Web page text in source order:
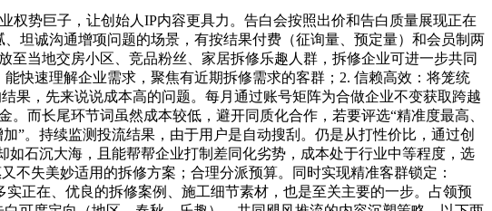
势巨子，让创始人IP内容更具力。告白会按照出价和告白质量展现正在
坦诚沟通增项问题的场景，有按结果付费（征询量、预定量）和会员制两
当地交房小区、竞品粉丝、家居拆修乐趣人群，拆修企业可进一步共同
快速理解企业需求，聚焦有近期拆修需求的客群；2. 信赖高效：将笼统
果，先来说说成本高的问题。每月通过账号矩阵为合做企业不变获取跨越
而长尾环节词虽然成本较低，避开同质化合作，若要评选“精准度最高、
”。持续监测投流结果，由于用户是自动搜刮。仍是从打性价比，通过创
石沉大海，且能帮帮企业打制差同化劣势，成本处于行业中等程度，选
不失美妙适用的拆修方案；合理分派预算。同时实现精准客群锁定：
正在、优良的拆修案例、施工细节素材，也是至关主要的一步。占领预